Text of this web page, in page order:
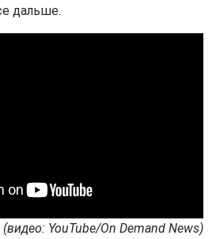
дальше.
YouTube/On Demand News)